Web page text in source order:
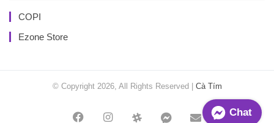
COPI
Ezone Store
© Copyright 2026, All Rights Reserved | Cà Tím
FacebookInstagramThreadsMessenger
Mail Chat